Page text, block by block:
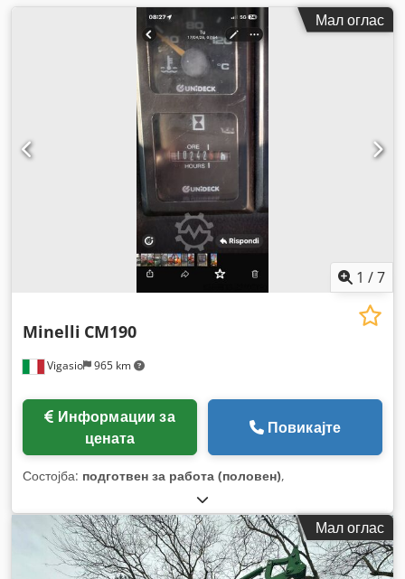
Мал оглас
1 /7
Vigasio 965 km
Minelli CM190
цената
Повикајте
Состојба: подготвен за работа (половен),
Мал оглас